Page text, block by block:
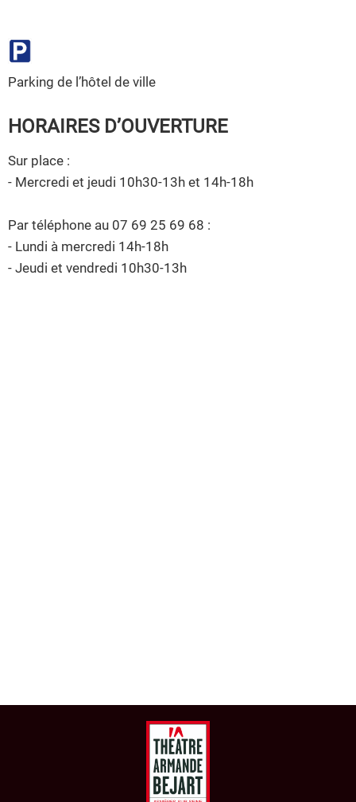
Parking de l’hôtel de ville
HORAIRES D’OUVERTURE
Sur place :
- Mercredi et jeudi 10h30-13h et 14h-18h
Par téléphone au 07 69 25 69 68 :
- Lundi à mercredi 14h-18h
- Jeudi et vendredi 10h30-13h